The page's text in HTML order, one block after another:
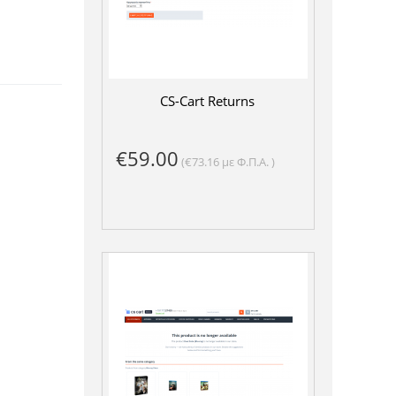
CS-Cart Returns
€59.00 (€73.16 με Φ.Π.Α. )